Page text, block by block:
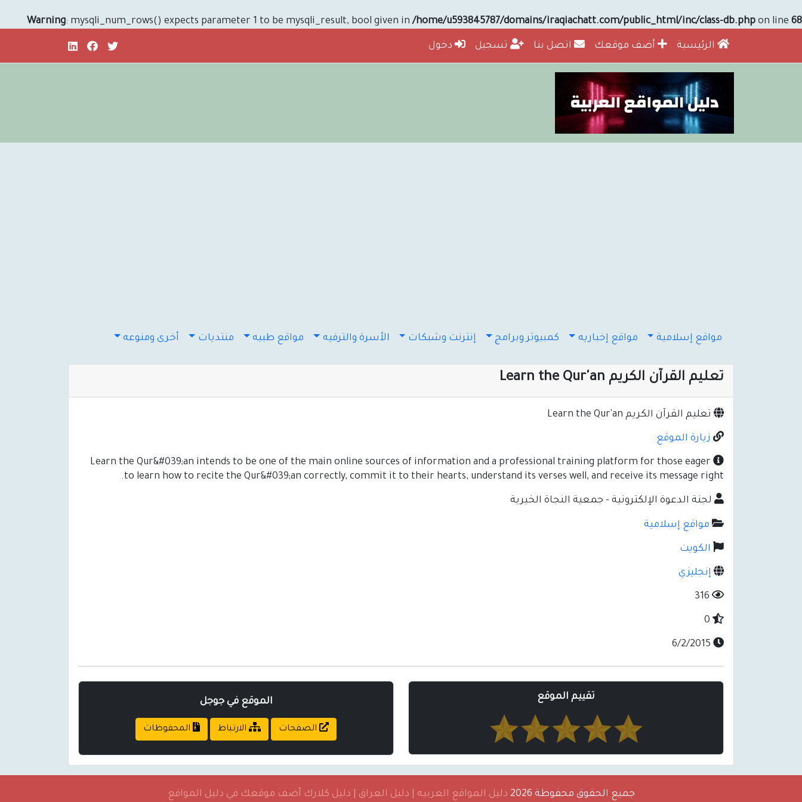
Warning: mysqli_num_rows() expects parameter 1 to be mysqli_result, bool given in/home/u593845787/domains/iraqiachatt.com/public_html/inc/class-db.php on line 68
الرئيسية أضف موقعك اتصل بنا تسجيل دخول
مواقع إسلامية مواقع إخباريه كمبيوتر وبرامج إنترنت وشبكات الأسرة والترفيه مواقع طبيه منتديات أخرى ومنوعه
تعليم القرآن الكريم Learn the Qur'an
تعليم القرآن الكريم Learn the Qur'an
زيارة الموقع
Learn the Qur&#039;an intends to be one of the main online sources of information and a professional training platform for those eager
to learn how to recite the Qur&#039;an correctly, commit it to their hearts, understand its verses well, and receive its message right.
لجنة الدعوة الإلكترونية - جمعية النجاة الخيرية
مواقع إسلامية
الكويت
إنجليزي
تقييم الموقع الموقع في جوجل
الصفحات الارتباط المحفوظات
جميع الحقوق محفوظة 2026 دليل المواقع العربيه | دليل العراق | دليل كلارك أضف موقعك في دليل المواقع